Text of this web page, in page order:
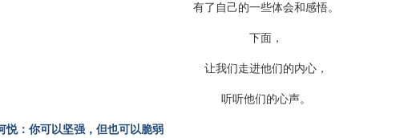
有了自己的一些体会和感悟。
下面，
让我们走进他们的内心，
听听他们的心声。
： 你可以坚强，但也可以脆弱